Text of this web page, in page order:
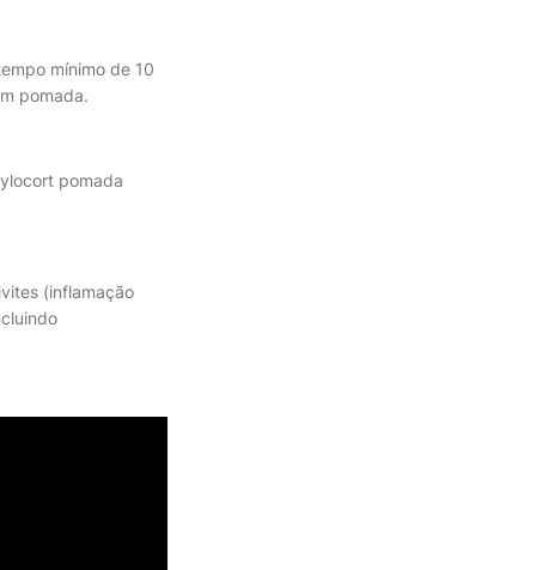
mínimo de 10
pomada.
pomada
(inflamação